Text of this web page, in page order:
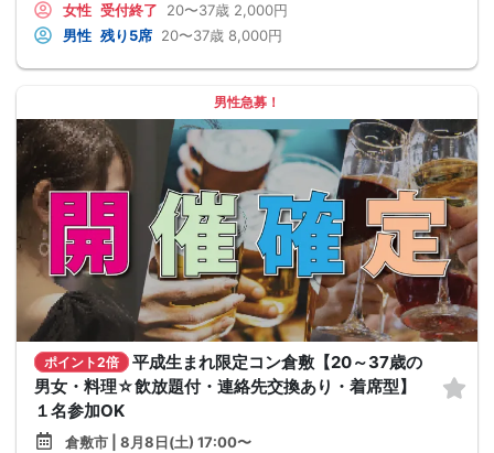
女性 受付終了 20〜37歳 2,000円
男性 残り5席 20〜37歳 8,000円
男性急募！
ポイント2倍
平成生まれ限定コン倉敷【20～37歳の
男女・料理☆飲放題付・連絡先交換あり・着席型】
１名参加OK
倉敷市 | 8月8日(土) 17:00〜